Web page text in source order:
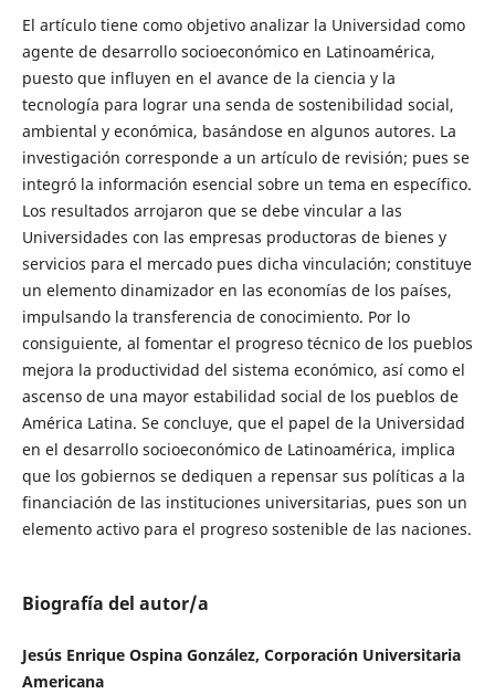
El artículo tiene como objetivo analizar la Universidad como
agente de desarrollo socioeconómico en Latinoamérica,
puesto que influyen en el avance de la ciencia y la
tecnología para lograr una senda de sostenibilidad social,
ambiental y económica, basándose en algunos autores. La
investigación corresponde a un artículo de revisión; pues se
integró la información esencial sobre un tema en específico.
Los resultados arrojaron que se debe vincular a las
Universidades con las empresas productoras de bienes y
servicios para el mercado pues dicha vinculación; constituye
un elemento dinamizador en las economías de los países,
impulsando la transferencia de conocimiento. Por lo
consiguiente, al fomentar el progreso técnico de los pueblos
mejora la productividad del sistema económico, así como el
ascenso de una mayor estabilidad social de los pueblos de
América Latina. Se concluye, que el papel de la Universidad
en el desarrollo socioeconómico de Latinoamérica, implica
que los gobiernos se dediquen a repensar sus políticas a la
financiación de las instituciones universitarias, pues son un
elemento activo para el progreso sostenible de las naciones.
Biografía del autor/a
Jesús Enrique Ospina González, Corporación Universitaria
Americana